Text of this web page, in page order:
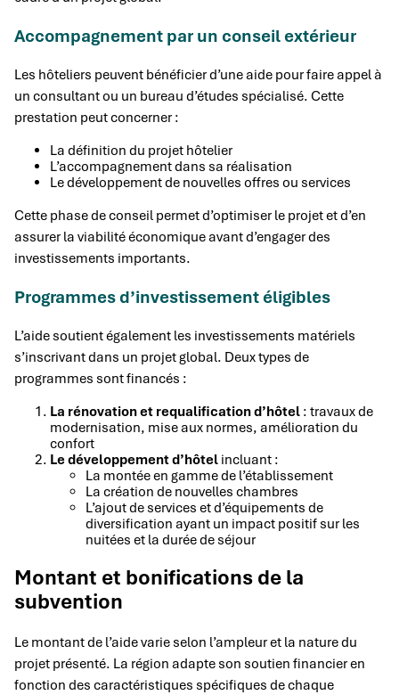
Accompagnement par un conseil extérieur
Les hôteliers peuvent bénéficier d’une aide pour faire appel à
un consultant ou un bureau d’études spécialisé. Cette
prestation peut concerner :
La définition du projet hôtelier
L’accompagnement dans sa réalisation
Le développement de nouvelles offres ou services
Cette phase de conseil permet d’optimiser le projet et d’en
assurer la viabilité économique avant d’engager des
investissements importants.
Programmes d’investissement éligibles
L’aide soutient également les investissements matériels
s’inscrivant dans un projet global. Deux types de
programmes sont financés :
La rénovation et requalification d’hôtel : travaux de
modernisation, mise aux normes, amélioration du
confort
Le développement d’hôtel incluant :
La montée en gamme de l’établissement
La création de nouvelles chambres
L’ajout de services et d’équipements de
diversification ayant un impact positif sur les
nuitées et la durée de séjour
Montant et bonifications de la
subvention
Le montant de l’aide varie selon l’ampleur et la nature du
projet présenté. La région adapte son soutien financier en
fonction des caractéristiques spécifiques de chaque